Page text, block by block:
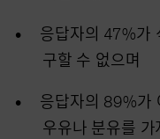
응답자의 47%가
구할 수 없으며
응답자의 89%가
우유나 분유를